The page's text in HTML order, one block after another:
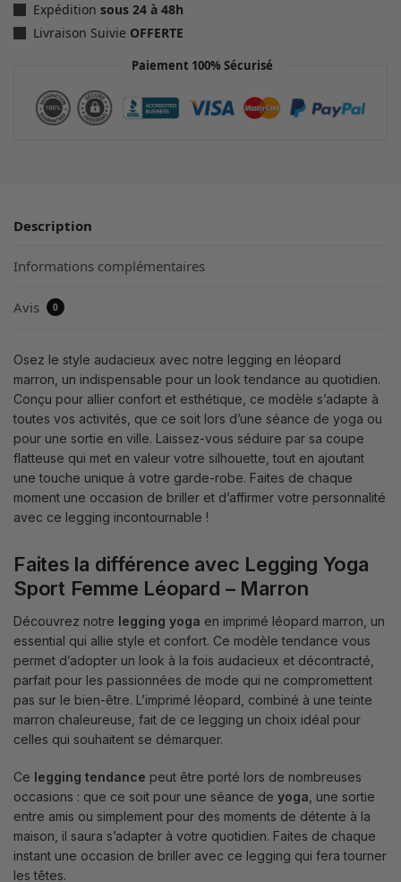
Expédition sous 24 à 48h
Livraison Suivie OFFERTE
Paiement 100% Sécurisé
Description
Informations complémentaires
Avis 0
Osez le style audacieux avec notre legging en léopard
marron, un indispensable pour un look tendance au quotidien.
Conçu pour allier confort et esthétique, ce modèle s’adapte à
toutes vos activités, que ce soit lors d’une séance de yoga ou
pour une sortie en ville. Laissez-vous séduire par sa coupe
flatteuse qui met en valeur votre silhouette, tout en ajoutant
une touche unique à votre garde-robe. Faites de chaque
moment une occasion de briller et d’affirmer votre personnalité
avec ce legging incontournable !
Faites la différence avec Legging Yoga
Sport Femme Léopard – Marron
Découvrez notre legging yoga en imprimé léopard marron, un
essential qui allie style et confort. Ce modèle tendance vous
permet d’adopter un look à la fois audacieux et décontracté,
parfait pour les passionnées de mode qui ne compromettent
pas sur le bien-être. L’imprimé léopard, combiné à une teinte
marron chaleureuse, fait de ce legging un choix idéal pour
celles qui souhaitent se démarquer.
Ce legging tendance peut être porté lors de nombreuses
occasions : que ce soit pour une séance de yoga , une sortie
entre amis ou simplement pour des moments de détente à la
maison, il saura s’adapter à votre quotidien. Faites de chaque
instant une occasion de briller avec ce legging qui fera tourner
les têtes.